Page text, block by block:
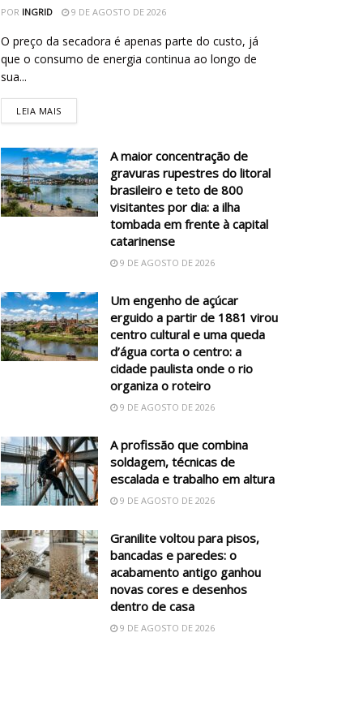
POR INGRID 9 DE AGOSTO DE 2026
O preço da secadora é apenas parte do custo, já
que o consumo de energia continua ao longo de
sua...
LEIA MAIS
A maior concentração de
gravuras rupestres do litoral
brasileiro e teto de 800
visitantes por dia: a ilha
tombada em frente à capital
catarinense
9 DE AGOSTO DE 2026
Um engenho de açúcar
erguido a partir de 1881 virou
centro cultural e uma queda
d’água corta o centro: a
cidade paulista onde o rio
organiza o roteiro
9 DE AGOSTO DE 2026
A profissão que combina
soldagem, técnicas de
escalada e trabalho em altura
9 DE AGOSTO DE 2026
Granilite voltou para pisos,
bancadas e paredes: o
acabamento antigo ganhou
novas cores e desenhos
dentro de casa
9 DE AGOSTO DE 2026